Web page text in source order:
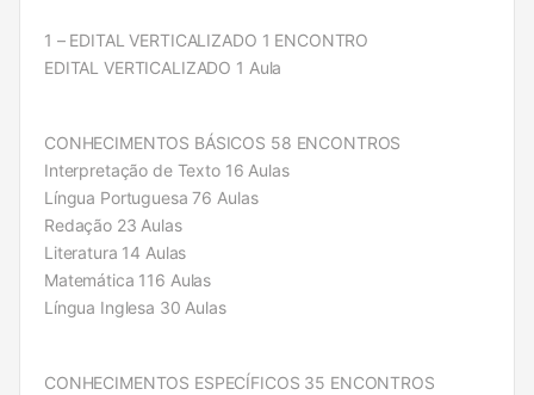
1 – EDITAL VERTICALIZADO 1 ENCONTRO
EDITAL VERTICALIZADO 1 Aula
CONHECIMENTOS BÁSICOS 58 ENCONTROS
Interpretação de Texto 16 Aulas
Língua Portuguesa 76 Aulas
Redação 23 Aulas
Literatura 14 Aulas
Matemática 116 Aulas
Língua Inglesa 30 Aulas
CONHECIMENTOS ESPECÍFICOS 35 ENCONTROS